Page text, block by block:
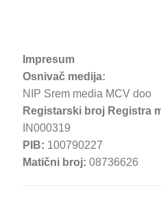
Impresum
Osnivač medija:
NIP Srem media MCV doo
Registarski broj Registra
IN000319
PIB: 100790227
Matični broj: 08736626